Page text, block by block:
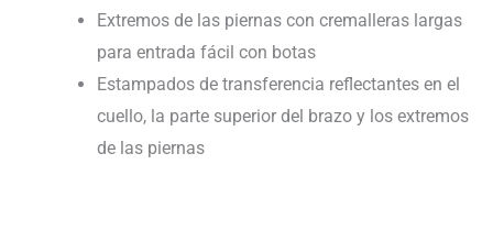
Extremos de las piernas con cremalleras largas
para entrada fácil con botas
Estampados de transferencia reflectantes en el
cuello, la parte superior del brazo y los extremos
de las piernas